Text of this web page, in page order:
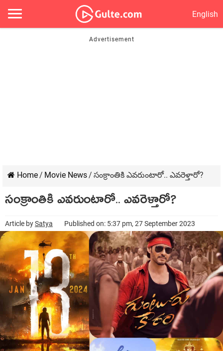
English
Home/ Movie News/ సంక్రాంతికి ఎవరుంటారో.. ఎవరెళ్తారో?
సంక్రాంతికి ఎవరుంటారో.. ఎవరెళ్తారో?
Article bySatya Published on: 5:37 pm, 27 September 2023